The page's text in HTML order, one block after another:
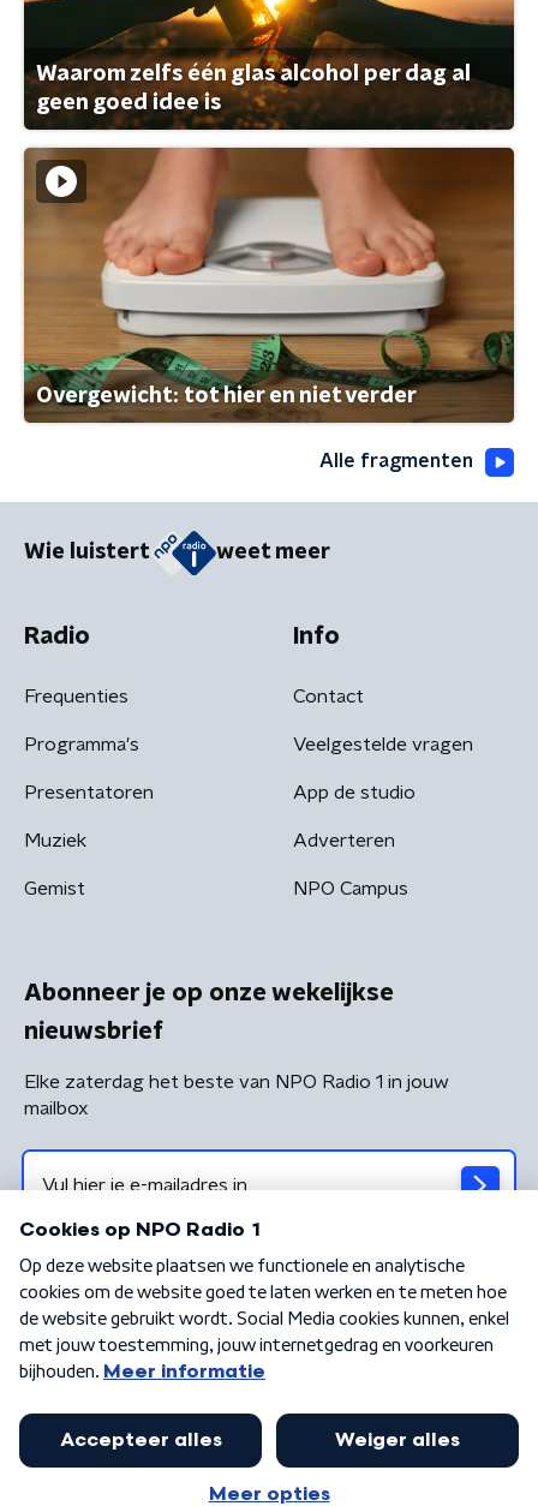
Waarom zelfs één glas alcohol per dag al
geen goed idee is
Overgewicht: tot hier en niet verder
Alle fragmenten
Wie luistert weet meer
Radio
Frequenties
Programma's
Presentatoren
Muziek
Gemist
Info
Contact
Veelgestelde vragen
App de studio
Adverteren
NPO Campus
Abonneer je op onze wekelijkse
nieuwsbrief
Elke zaterdag het beste van NPO Radio 1 in jouw
mailbox
Algemene voorwaarden